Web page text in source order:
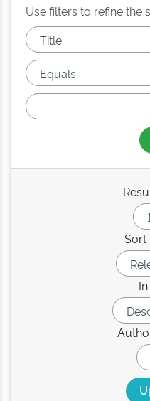
Use filters to refine the
Sort